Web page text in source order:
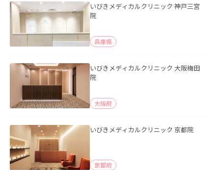
いびきメディカルクリニック 神戸三宮
院
兵庫県
いびきメディカルクリニック 大阪梅田
院
大阪府
いびきメディカルクリニック 京都院
京都府